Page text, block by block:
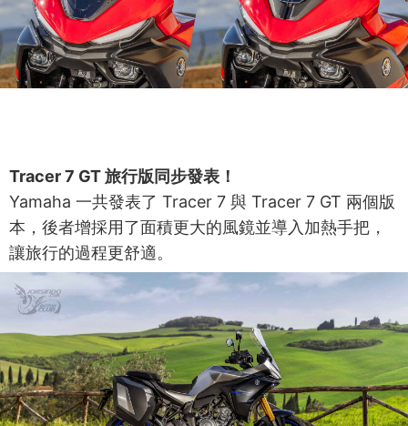
Tracer 7 GT 旅行版同步發表！
Yamaha 一共發表了 Tracer 7 與 Tracer 7 GT 兩個版
本，後者增採用了面積更大的風鏡並導入加熱手把，
讓旅行的過程更舒適。